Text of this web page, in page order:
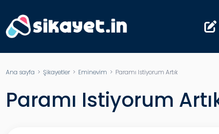
Ana sayfa > Şikayetler> Eminevim > Paramı Istiyorum Artık
Paramı Istiyorum